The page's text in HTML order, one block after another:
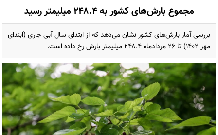
مجموع بارش‌های کشور به ۲۴۸.۴ میلیمتر رسید
بررسی آمار بارش‌های کشور نشان می‌دهد که از ابتدای سال آبی جاری (ابتدای
مهر ۱۴۰۲) تا ۲۶ مردادماه ۲۴۸.۴ میلیمتر بارش رخ‌ داده است.